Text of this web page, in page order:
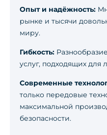
Опыт и надёжность:
рынке и тысячи
миру.
Гибкость:
услуг, подходящих
Современные
только передовые
максимальной
безопасности.